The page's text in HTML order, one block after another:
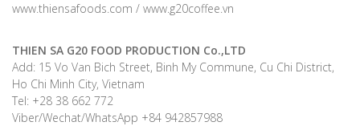
www.thiensafoods.com / www.g20coffee.vn
THIEN SA G20 FOOD PRODUCTION Co.,LTD
Add: 15 Vo Van Bich Street, Binh My Commune, Cu Chi District,
Ho Chi Minh City, Vietnam
Tel: +28 38 662 772
Viber/Wechat/WhatsApp +84 942857988